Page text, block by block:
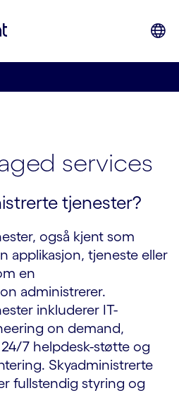
services
tjenester?
også kjent som
applikasjon, tjeneste eller
en
administrerer.
inkluderer IT-
on demand,
7 helpdesk-støtte og
Skyadministrerte
fullstendig styring og